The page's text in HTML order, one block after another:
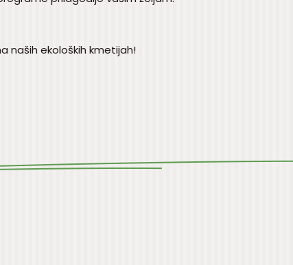
naših ekoloških kmetijah!